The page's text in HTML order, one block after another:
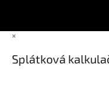
×
Splátková